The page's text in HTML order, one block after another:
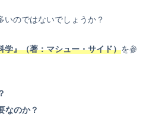
いのではないでしょうか？
学』（著：マシュー・サイド）を参
なのか？